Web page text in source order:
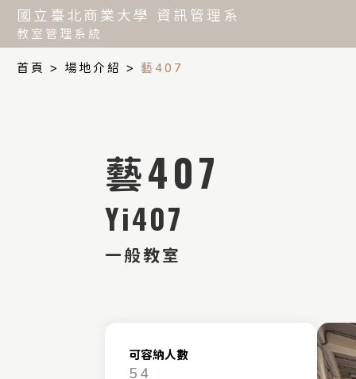
國立臺北商業大學 資訊管理系
教室管理系統
首頁 場地介紹 藝407
藝407
Yi407
一般教室
可容納人數
54